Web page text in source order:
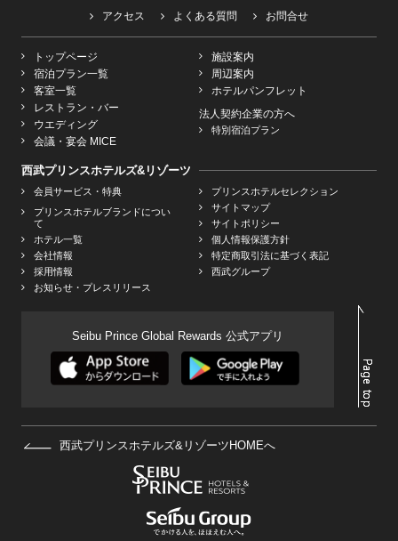
アクセス よくある質問 お問合せ
トップページ
宿泊プラン一覧
客室一覧
レストラン・バー
ウエディング
会議・宴会 MICE
施設案内
周辺案内
ホテルパンフレット
法人契約企業の方へ
特別宿泊プラン
西武プリンスホテルズ&リゾーツ
会員サービス・特典
プリンスホテルブランドについ
て
ホテル一覧
会社情報
採用情報
お知らせ・プレスリリース
プリンスホテルセレクション
サイトマップ
サイトポリシー
個人情報保護方針
特定商取引法に基づく表記
西武グループ
Seibu Prince Global Rewards 公式アプリ
西武プリンスホテルズ&リゾーツHOMEへ